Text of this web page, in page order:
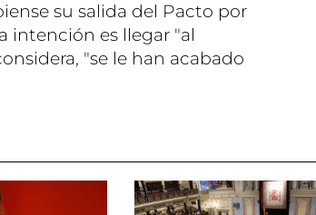
su salida del Pacto por
intención es llegar "al
"se le han acabado